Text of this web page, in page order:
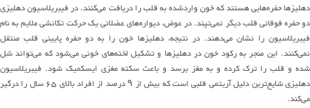
دهلیزهاحفرههاییهستند که خون واردشده به قلب را دریافتمیکنند.در فیبریلاسیون دهلیزی
دو حفره فوقانی قلب دیگرنمیتپند.در عوض،دیوارههایعضلانی یک حرکت تکانشی ملایمبه نام
فیبریلاسیون را نشانمیدهند.در نتیجه، دهلیزها خون را به دو حفره پایینی قلب منتقل
نمیکنند. این منجر به رکود خون در دهلیزها و تشکیللختههای خونیمیشودکه میتواندشل
شده و قلب را ترک کرده و به مغز برسد و باعث سکته مغزی ایسکمیک شود. فیبریلاسیون
دهلیزیشایعتریندلیلآریتمی قلبی است که بیش از ۹درصد از افراد بالای۶۵سال را درگیر
میکند.